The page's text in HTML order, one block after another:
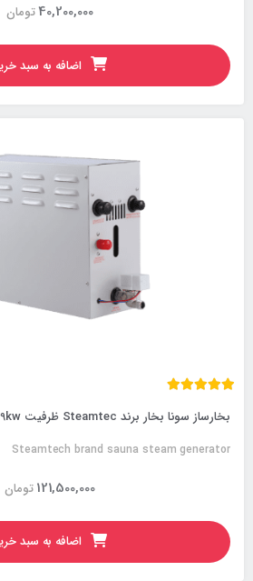
تومان40,200,000
اضافه به سبد خرید
بخارساز سونا بخار برند Steamtec ظرفیت 9kw
Steamtech brand sauna steam generator
تومان121,500,000
اضافه به سبد خرید